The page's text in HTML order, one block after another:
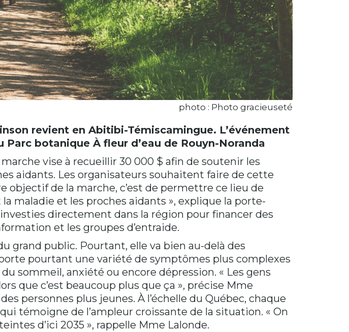
photo : Photo gracieuseté
revient en Abitibi-Témiscamingue. L’événement
botanique À fleur d’eau de Rouyn-Noranda
vise à recueillir 30 000 $ afin de soutenir les
aidants. Les organisateurs souhaitent faire de cette
de la marche, c’est de permettre ce lieu de
maladie et les proches aidants », explique la porte-
directement dans la région pour financer des
et les groupes d’entraide.
grand public. Pourtant, elle va bien au-delà des
pourtant une variété de symptômes plus complexes
sommeil, anxiété ou encore dépression. « Les gens
que c’est beaucoup plus que ça », précise Mme
personnes plus jeunes. À l’échelle du Québec, chaque
témoigne de l’ampleur croissante de la situation. « On
d’ici 2035 », rappelle Mme Lalonde.